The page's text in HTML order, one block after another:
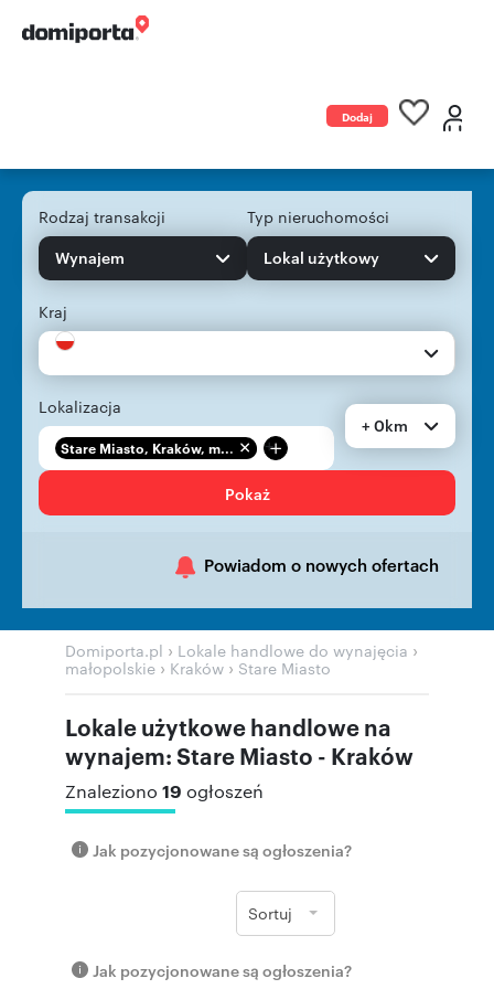
Dodaj
Rodzaj transakcji
Wynajem
Typ nieruchomości
Lokal użytkowy
Kraj
Lokalizacja
Stare Miasto, Kraków, m... +
+ 0km
Pokaż
Powiadom o nowych ofertach
Domiporta.pl › Lokale handlowe do wynajęcia ›
małopolskie › Kraków › Stare Miasto
Lokale użytkowe handlowe na
wynajem: Stare Miasto - Kraków
Znaleziono 19 ogłoszeń
Jak pozycjonowane są ogłoszenia?
Sortuj
Jak pozycjonowane są ogłoszenia?